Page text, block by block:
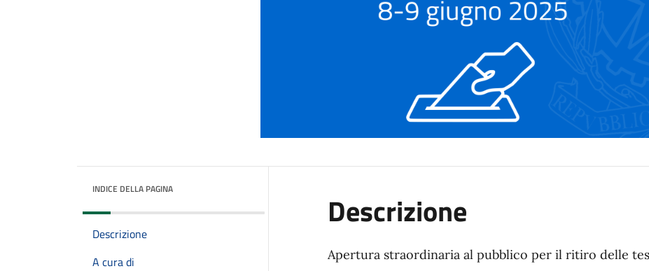
INDICE DELLA PAGINA
Descrizione
A cura di
Descrizione
Apertura straordinaria al pubblico per il ritiro delle